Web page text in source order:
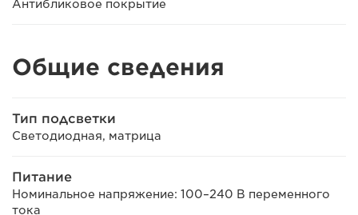
Антибликовое покрытие
Общие сведения
Тип подсветки
Светодиодная, матрица
Питание
Номинальное напряжение: 100–240 В переменного
тока